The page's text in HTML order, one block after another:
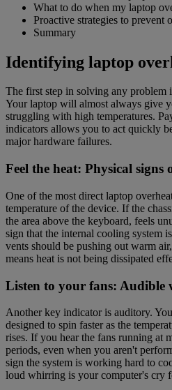
What to do when my laptop
Proactive strategies to prevent
Summary
Identifying laptop
The first step in solving any problem
Your laptop will almost always give
struggling with high temperatures.
indicators allows you to act quickly
major hardware failures.
Feel the heat: Physical signs
One of the most direct laptop
temperature of the device. If the
the area above the keyboard, feels
sign that the internal cooling system
vents should be pushing out warm
means heat is not being dissipated
Listen to your fans: Audible
Another key indicator is auditory.
designed to spin faster as the
rises. If you hear the fans running at
periods, even when you aren't
sign the system is working hard to
loud whirring is your computer's cry